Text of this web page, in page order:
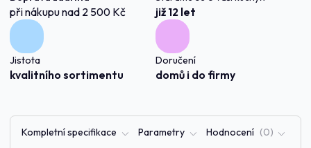
při nákupu nad 2 500 Kč již 12 let
Jistota
kvalitního sortimentu
Doručení
domů i do firmy
Kompletní specifikace Parametry Hodnocení 0